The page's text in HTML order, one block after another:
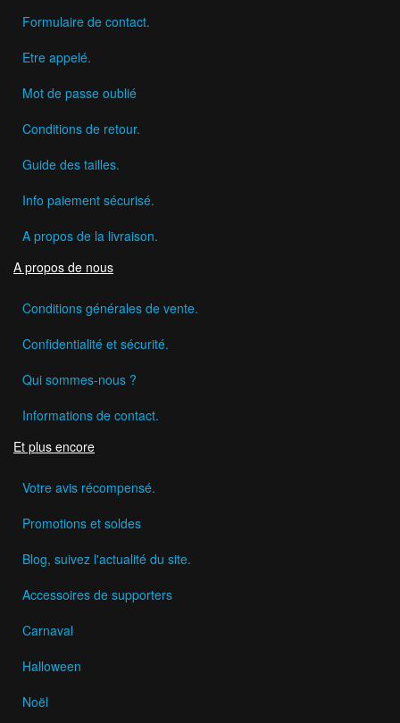
Formulaire de contact.
Etre appelé.
Mot de passe oublié
Conditions de retour.
Guide des tailles.
Info paiement sécurisé.
A propos de la livraison.
A propos de nous
Conditions générales de vente.
Confidentialité et sécurité.
Qui sommes-nous ?
Informations de contact.
Et plus encore
Votre avis récompensé.
Promotions et soldes
Blog, suivez l'actualité du site.
Accessoires de supporters
Carnaval
Halloween
Noël